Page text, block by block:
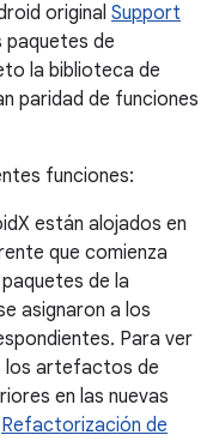
original Support
paquetes de
la biblioteca de
paridad de funciones
funciones:
están alojados en
que comienza
de la
asignaron a los
Para ver
los artefactos de
en las nuevas
Refactorización de